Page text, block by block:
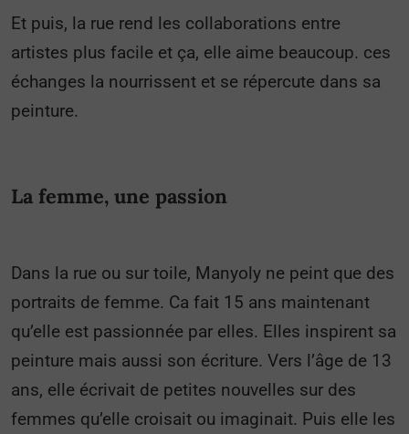
Et puis, la rue rend les collaborations entre
artistes plus facile et ça, elle aime beaucoup. ces
échanges la nourrissent et se répercute dans sa
peinture.
La femme, une passion
Dans la rue ou sur toile, Manyoly ne peint que des
portraits de femme. Ca fait 15 ans maintenant
qu’elle est passionnée par elles. Elles inspirent sa
peinture mais aussi son écriture. Vers l’âge de 13
ans, elle écrivait de petites nouvelles sur des
femmes qu’elle croisait ou imaginait. Puis elle les